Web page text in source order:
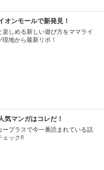
オンモールで新発見！
楽しめる新しい遊び方をママライ
現地から最新リポ！
気マンガはコレだ！
ープラスで今一番読まれている話
ェック!!